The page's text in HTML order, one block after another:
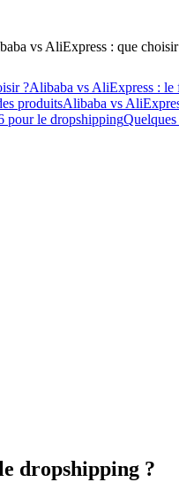
vs AliExpress : que
?Alibaba vs AliExpress : le
produitsAlibaba vs
pour le dropshipping
dropshipping ?